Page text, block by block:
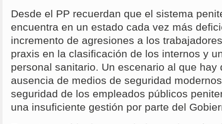
Desde el PP recuerdan que el sistema
encuentra en un estado cada vez más
incremento de agresiones a los
praxis en la clasificación de los internos y
personal sanitario. Un escenario al que hay
ausencia de medios de seguridad
seguridad de los empleados públicos
una insuficiente gestión por parte del